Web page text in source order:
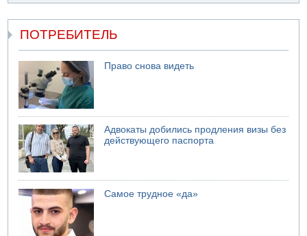
ПОТРЕБИТЕЛЬ
Право снова видеть
Адвокаты добились продления визы без
действующего паспорта
Самое трудное «да»